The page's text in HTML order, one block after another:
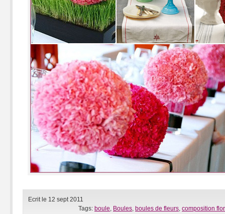
Ecrit le 12 sept 2011
Tags: boule, Boules, boules de fleurs, composition